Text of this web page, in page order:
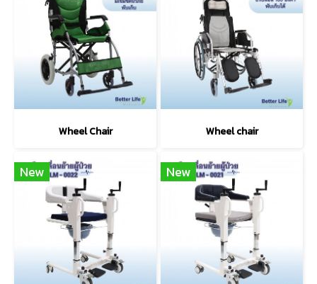
Wheel Chair Wheel chair
New New